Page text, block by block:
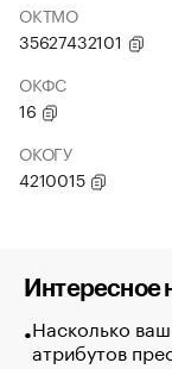
ОКТМО
35627432101
ОКФС
16
ОКОГУ
4210015
Интересное
Насколько
атрибутов